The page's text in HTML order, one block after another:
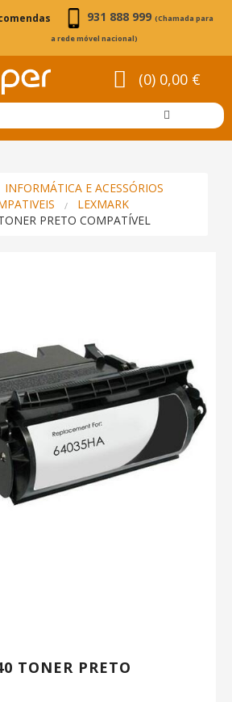
931 888 999 (Chamada para
a rede móvel nacional)
(0) 0,00 €
INFORMÁTICA E ACESSÓRIOS
LEXMARK
PRETO COMPATÍVEL
TONER PRETO